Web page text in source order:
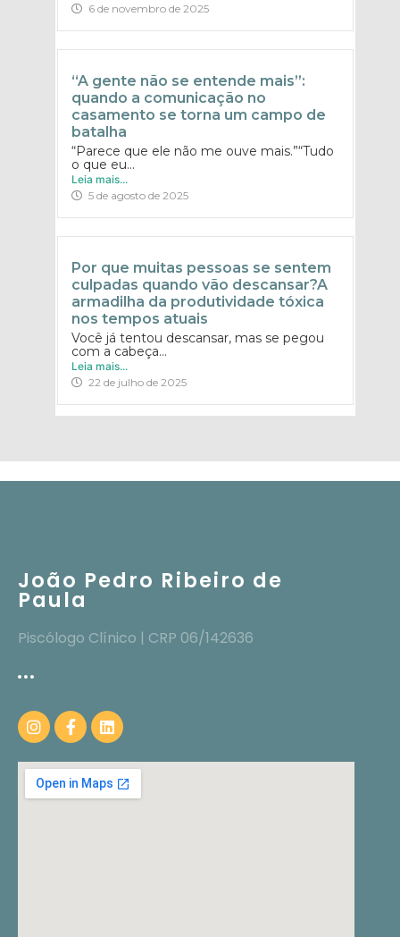
6 de novembro de 2025
“A gente não se entende mais”:
quando a comunicação no
casamento se torna um campo de
batalha
“Parece que ele não me ouve mais.”“Tudo
o que eu...
Leia mais...
5 de agosto de 2025
Por que muitas pessoas se sentem
culpadas quando vão descansar?A
armadilha da produtividade tóxica
nos tempos atuais
Você já tentou descansar, mas se pegou
com a cabeça...
Leia mais...
22 de julho de 2025
João Pedro Ribeiro de
Paula
Piscólogo Clínico | CRP 06/142636